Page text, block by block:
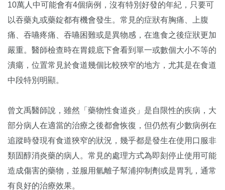
10萬人中可能會有4個病例，沒有特別好發的年紀，只要可
以吞藥丸或藥錠都有機會發生。常見的症狀有胸痛、上腹
痛、吞嚥疼痛、吞嚥困難或是異物感，在進食之後症狀更加
嚴重。醫師檢查時在胃鏡底下會看到單一或數個大小不等的
潰瘍，位置常見於食道幾個比較狹窄的地方，尤其是在食道
中段特別明顯。
曾文禹醫師說，雖然「藥物性食道炎」是自限性的疾病，大
部分病人在適當的治療之後都會恢復，但仍然有少數病例在
追蹤時發現有食道狹窄的狀況，幾乎都是發生在使用口服非
類固醇消炎藥的病人。常見的處理方式為即刻停止使用可能
造成傷害的藥物，並服用氫離子幫浦抑制劑或是胃乳，通常
有良好的治療效果。